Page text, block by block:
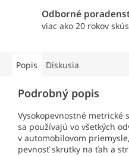
Odborné
viac ako 20 rokov
Popis Diskusia
Podrobný popis
Vysokopevnostné metrické
sa používajú vo všetkých
v automobilovom
pevnosť skrutky na ťah a